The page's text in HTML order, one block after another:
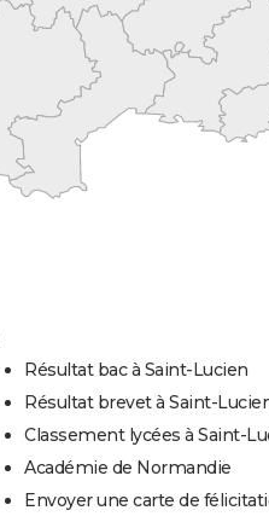
Résultat bac à Saint-Lucien
Résultat brevet à Saint-
Classement lycées à Saint-
Académie de Normandie
Envoyer une carte de